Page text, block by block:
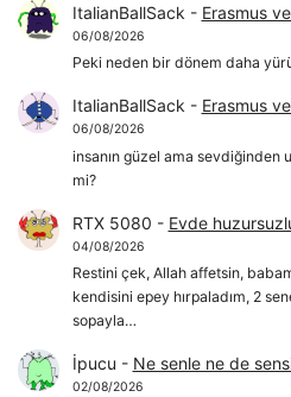
ItalianBallSack - Erasmus
06/08/2026
Peki neden bir dönem daha
ItalianBallSack - Erasmus
06/08/2026
insanın güzel ama sevdiğinden
mi?
RTX 5080 - Evde
04/08/2026
Restini çek, Allah affetsin,
kendisini epey hırpaladım, 2
sopayla…
İpucu - Ne senle ne de
02/08/2026